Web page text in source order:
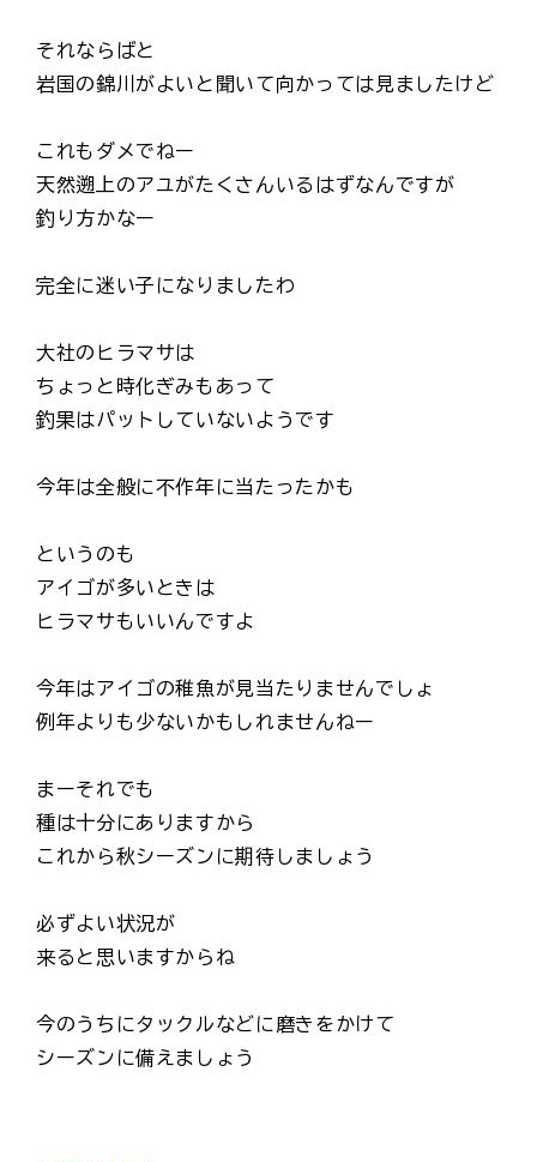
それならばと
岩国の錦川がよいと聞いて向かっては見ましたけど
これもダメでねー
天然遡上のアユがたくさんいるはずなんですが
釣り方かなー
完全に迷い子になりましたわ
大社のヒラマサは
ちょっと時化ぎみもあって
釣果はパットしていないようです
今年は全般に不作年に当たったかも
というのも
アイゴが多いときは
ヒラマサもいいんですよ
今年はアイゴの稚魚が見当たりませんでしょ
例年よりも少ないかもしれませんねー
まーそれでも
種は十分にありますから
これから秋シーズンに期待しましょう
必ずよい状況が
来ると思いますからね
今のうちにタックルなどに磨きをかけて
シーズンに備えましょう